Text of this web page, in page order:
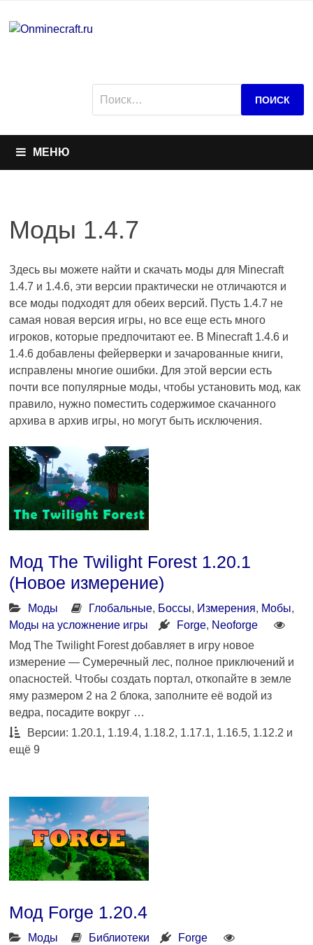
МЕНЮ
Моды 1.4.7
Здесь вы можете найти и скачать моды для Minecraft
1.4.7 и 1.4.6, эти версии практически не отличаются и
все моды подходят для обеих версий. Пусть 1.4.7 не
самая новая версия игры, но все еще есть много
игроков, которые предпочитают ее. В Minecraft 1.4.6 и
1.4.6 добавлены фейерверки и зачарованные книги,
исправлены многие ошибки. Для этой версии есть
почти все популярные моды, чтобы установить мод, как
правило, нужно поместить содержимое скачанного
архива в архив игры, но могут быть исключения.
Мод The Twilight Forest 1.20.1
(Новое измерение)
Моды Глобальные, Боссы, Измерения, Мобы,
Моды на усложнение игры
Forge, Neoforge
Мод The Twilight Forest добавляет в игру новое
измерение — Сумеречный лес, полное приключений и
опасностей. Чтобы создать портал, откопайте в земле
яму размером 2 на 2 блока, заполните её водой из
ведра, посадите вокруг …
Версии: 1.20.1, 1.19.4, 1.18.2, 1.17.1, 1.16.5, 1.12.2 и
ещё 9
Мод Forge 1.20.4
Моды Библиотеки
Forge